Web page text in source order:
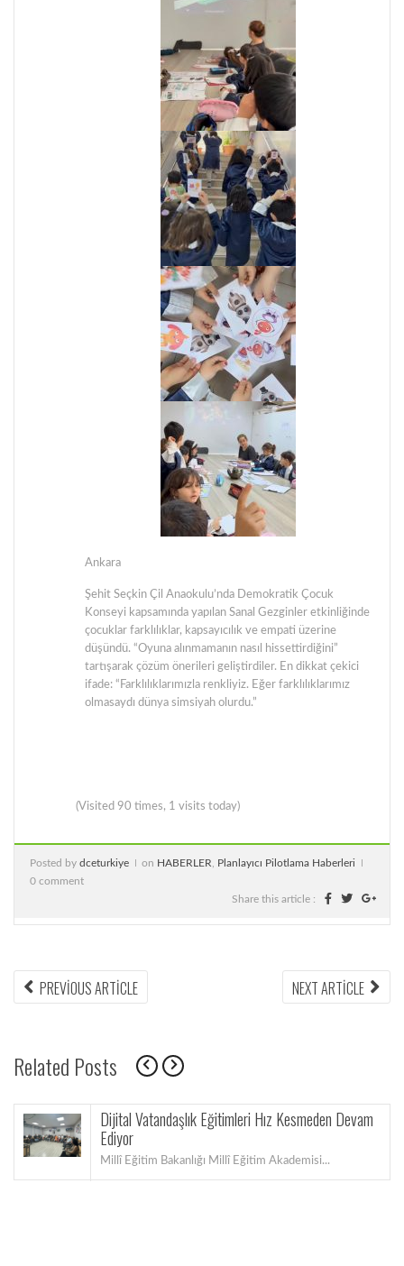
Ankara
Şehit Seçkin Çil Anaokulu’nda Demokratik Çocuk
Konseyi kapsamında yapılan Sanal Gezginler etkinliğinde
çocuklar farklılıklar, kapsayıcılık ve empati üzerine
düşündü. “Oyuna alınmamanın nasıl hissettirdiğini”
tartışarak çözüm önerileri geliştirdiler. En dikkat çekici
ifade: “Farklılıklarımızla renkliyiz. Eğer farklılıklarımız
olmasaydı dünya simsiyah olurdu.”
(Visited 90 times, 1 visits today)
Posted by dceturkiye on HABERLER
Planlayıcı Pilotlama Haberleri
0 comment
Share this article :
PREVIOUS ARTICLE NEXT ARTICLE
Related Posts
Dijital Vatandaşlık Eğitimleri Hız Kesmeden Devam
Ediyor
Millî Eğitim Bakanlığı Millî Eğitim Akademisi...